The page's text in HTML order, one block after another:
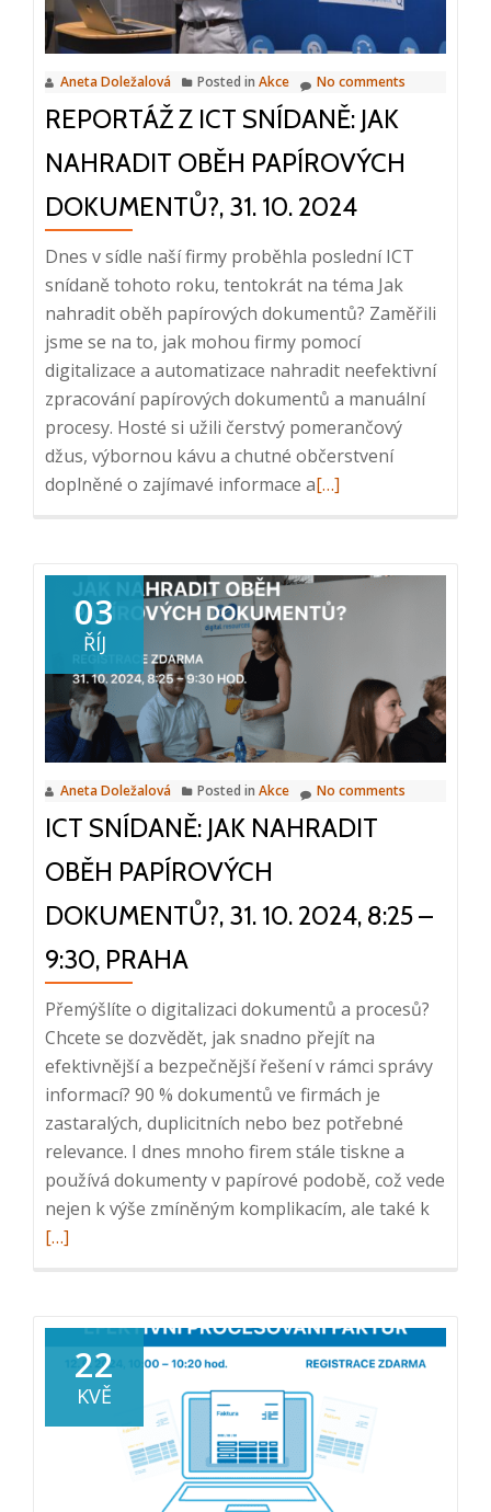
2025,
8:25
–
9:30,
Praha
Aneta Doležalová Posted in Akce No comments
REPORTÁŽ Z ICT SNÍDANĚ: JAK
NAHRADIT OBĚH PAPÍROVÝCH
DOKUMENTŮ?, 31. 10. 2024
Dnes v sídle naší firmy proběhla poslední ICT
snídaně tohoto roku, tentokrát na téma Jak
nahradit oběh papírových dokumentů? Zaměřili
jsme se na to, jak mohou firmy pomocí
digitalizace a automatizace nahradit neefektivní
zpracování papírových dokumentů a manuální
procesy. Hosté si užili čerstvý pomerančový
džus, výbornou kávu a chutné občerstvení
doplněné o zajímavé informace aRead
ICT
nahradit
oběh
papírových
dokumentů?,
31.
[…]
03
ŘÍJ
Aneta Doležalová Posted in Akce No comments
ICT SNÍDANĚ: JAK NAHRADIT
OBĚH PAPÍROVÝCH
DOKUMENTŮ?, 31. 10. 2024, 8:25 –
9:30, PRAHA
Přemýšlíte o digitalizaci dokumentů a procesů?
Chcete se dozvědět, jak snadno přejít na
efektivnější a bezpečnější řešení v rámci správy
informací? 90 % dokumentů ve firmách je
zastaralých, duplicitních nebo bez potřebné
relevance. I dnes mnoho firem stále tiskne a
používá dokumenty v papírové podobě, což vede
nejen k výše zmíněným komplikacím, ale také k
Jak
[…]
22
KVĚ